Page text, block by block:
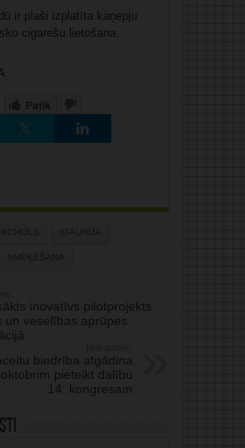
ir plaši izplatīta kaņepju
cigarešu lietošana.
Patīk
IGAUNIJA
SMĒĶĒŠANA
inovatīvs pilotprojekts
un veselības aprūpes
biedrība atgādina
pieteikt dalību
14. kongresam